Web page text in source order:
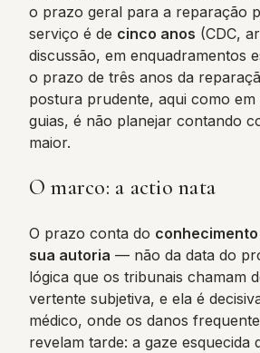
o prazo geral para a reparação
serviço é de cinco anos (CDC,
discussão, em enquadramentos
o prazo de três anos da
postura prudente, aqui como
guias, é não planejar contando
maior.
O marco: a actio nata
O prazo conta do
sua autoria — não da data do
lógica que os tribunais chamam
vertente subjetiva, e ela é
médico, onde os danos
revelam tarde: a gaze esquecida